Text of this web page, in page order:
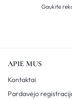
Gaukite
APIE MUS
Kontaktai
Pardavėjo